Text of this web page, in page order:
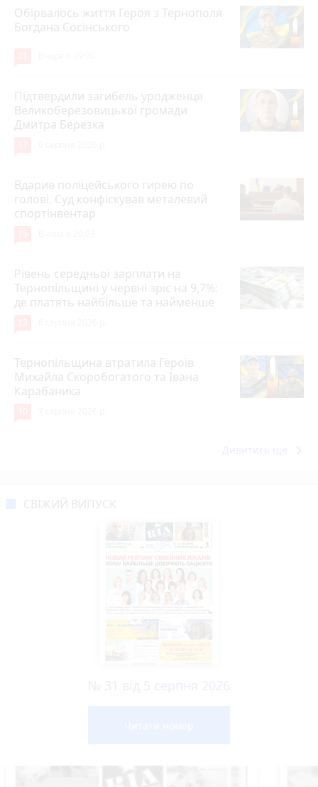
Обірвалось життя Героя з Тернополя
Богдана Сосінського
Підтвердили загибель уродженця
Великоберезовицької громади
Дмитра Березка
Вдарив поліцейського гирею по
голові. Суд конфіскував металевий
спортінвентар
Рівень середньої зарплати на
Тернопільщині у червні зріс на 9,7%:
де платять найбільше та найменше
Тернопільщина втратила Героїв
Михайла Скоробогатого та Івана
Карабаника